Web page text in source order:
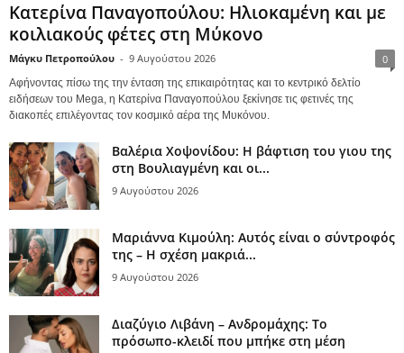
Κατερίνα Παναγοπούλου: Ηλιοκαμένη και με
κοιλιακούς φέτες στη Μύκονο
Μάγκυ Πετροπούλου - 9 Αυγούστου 2026 0
Αφήνοντας πίσω της την ένταση της επικαιρότητας και το κεντρικό δελτίο
ειδήσεων του Mega, η Κατερίνα Παναγοπούλου ξεκίνησε τις φετινές της
διακοπές επιλέγοντας τον κοσμικό αέρα της Μυκόνου.
Βαλέρια Χοψονίδου: Η βάφτιση του γιου της
στη Βουλιαγμένη και οι...
9 Αυγούστου 2026
Μαριάννα Κιμούλη: Αυτός είναι ο σύντροφός
της – Η σχέση μακριά...
9 Αυγούστου 2026
Διαζύγιο Λιβάνη – Ανδρομάχης: Το
πρόσωπο-κλειδί που μπήκε στη μέση